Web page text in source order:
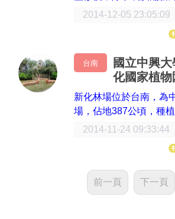
2014-12-05 23:05:09
台南
國立中興
化國家植物
新化林場位於台南，為
場，佔地387公頃，種
2014-11-24 09:33:44
前一頁 下一頁